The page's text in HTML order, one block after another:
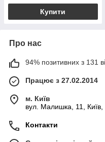
Купити
Про нас
94% позитивних з 131
Працює з 27.02.2014
м. Київ
вул. Малишка, 11, Київ,
Контакти